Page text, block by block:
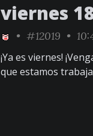
viernes
• #12019 •
¡Ya es viernes!
que estamos